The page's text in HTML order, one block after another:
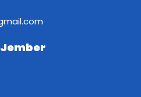
Jember